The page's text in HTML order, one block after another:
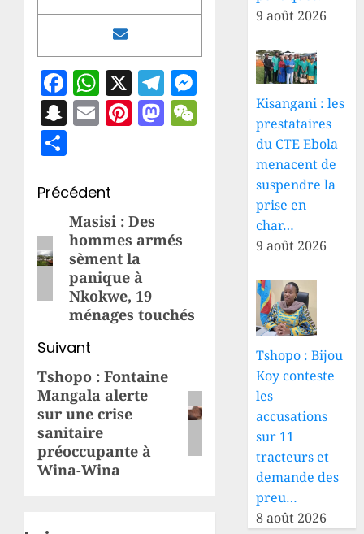
Facebook
WhatsApp
X Telegram
Messenger
Snapchat
EmailPinterest
Mastodon
WeChat
Navigation
d’article
Précédent
Article
précédent:
Masisi : Des
hommes armés
sèment la
panique à
Nkokwe, 19
ménages touchés
Suivant
Article
suivant:
Tshopo : Fontaine
Mangala alerte
sur une crise
sanitaire
préoccupante à
Wina-Wina
9 août 2026
Kisangani : les
prestataires
du CTE Ebola
menacent de
suspendre la
prise en
char…
9 août 2026
Tshopo : Bijou
Koy conteste
les
accusations
sur 11
tracteurs et
demande des
preu…
8 août 2026